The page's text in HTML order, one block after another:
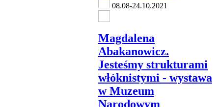
08.08-24.10.2021
Magdalena
Abakanowicz.
Jesteśmy strukturami
włóknistymi - wystawa
w Muzeum
Narodowym